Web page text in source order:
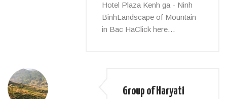
Hotel Plaza Kenh ga - Ninh
BinhLandscape of Mountain
in Bac HaClick here…
Group of Haryati